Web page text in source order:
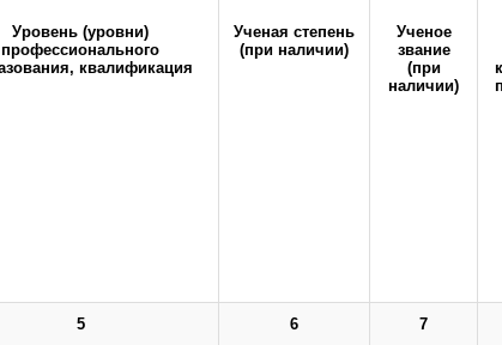
Уровень (уровни)
профессионального
квалификация
Ученая степень
(при наличии)
Ученое
звание
(при
наличии)
5 6 7
Стоп-коррупция
учреждения высшего образования "Оренбургский
здравоохранения Российской Федерации.